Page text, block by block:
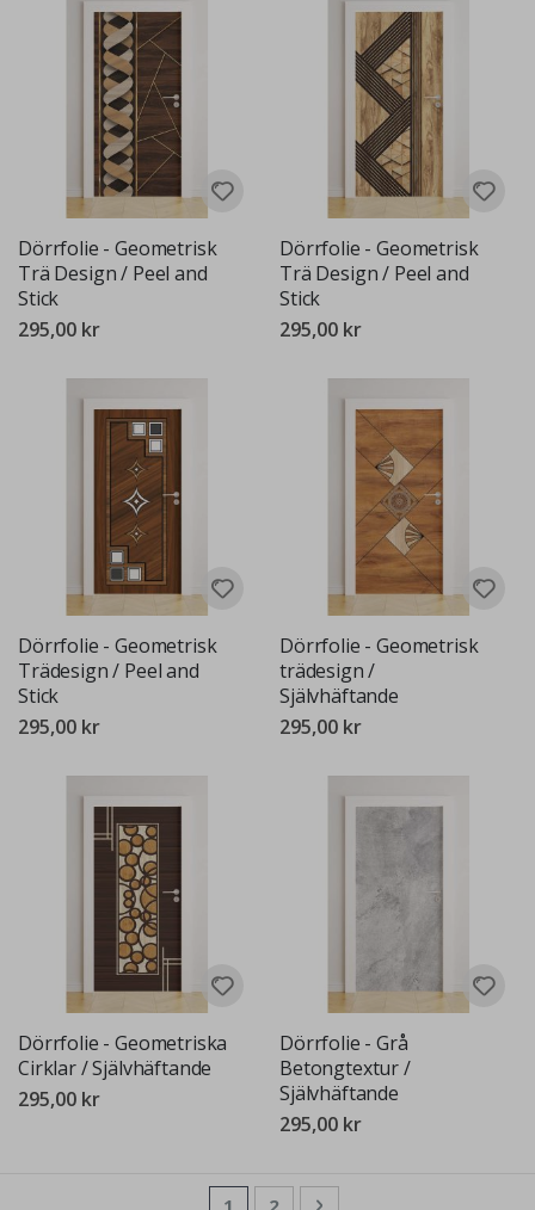
Dörrfolie - Geometrisk
Trä Design / Peel and
Stick
295,00 kr
Dörrfolie - Geometrisk
Trä Design / Peel and
Stick
295,00 kr
Dörrfolie - Geometrisk
Trädesign / Peel and
Stick
295,00 kr
Dörrfolie - Geometrisk
trädesign /
Självhäftande
295,00 kr
Dörrfolie - Geometriska
Cirklar / Självhäftande
295,00 kr
Dörrfolie - Grå
Betongtextur /
Självhäftande
295,00 kr
SidaYou're currently reading page
Sida Sida
Nästa